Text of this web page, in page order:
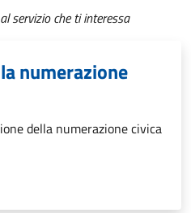
servizio che ti interessa
numerazione
della numerazione civica